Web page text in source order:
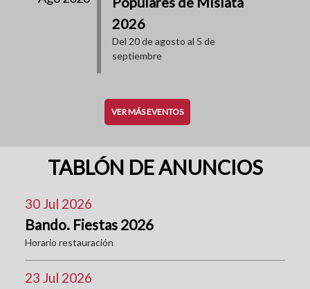
2026
Del 20 de agosto al 5 de
septiembre
VER MÁS EVENTOS
TABLÓN DE ANUNCIOS
30 Jul 2026
Bando. Fiestas 2026
Horario restauración
23 Jul 2026